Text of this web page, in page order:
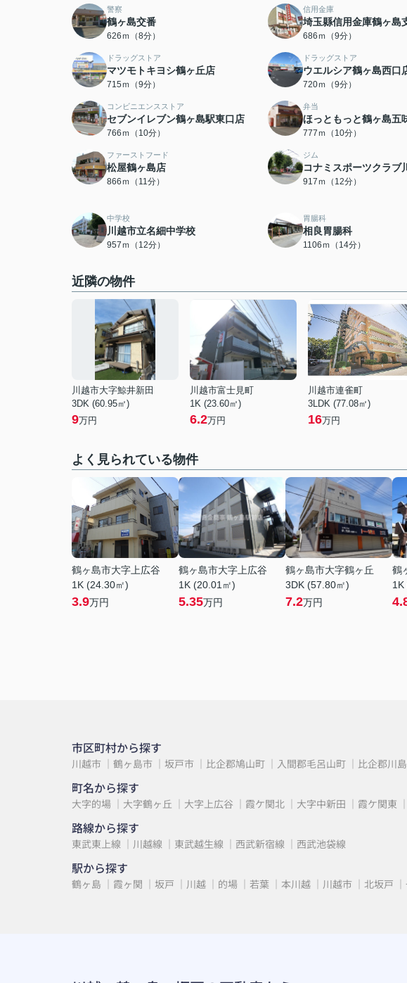
警察
鶴ヶ島交番
626ｍ（8分）
信用金庫
埼玉縣信用金庫鶴ヶ島
686ｍ（9分）
ドラッグストア
マツモトキヨシ鶴ヶ丘店
715ｍ（9分）
ドラッグストア
ウエルシア鶴ヶ島西口
720ｍ（9分）
コンビニエンスストア
セブンイレブン鶴ヶ島駅東口店
766ｍ（10分）
弁当
ほっともっと鶴ヶ島五
777ｍ（10分）
ファーストフード
松屋鶴ヶ島店
866ｍ（11分）
ジム
コナミスポーツクラブ
917ｍ（12分）
中学校
川越市立名細中学校
957ｍ（12分）
胃腸科
相良胃腸科
1106ｍ（14分）
近隣の物件
川越市大字鯨井新田
3DK (60.95㎡)
9万円
川越市富士見町
1K (23.60㎡)
6.2万円
川越市連雀町
3LDK (77.08㎡)
16万円
よく見られている物件
鶴ヶ島市大字上広谷
1K (24.30㎡)
3.9万円
鶴ヶ島市大字上広谷
1K (20.01㎡)
5.35万円
鶴ヶ島市大字鶴ヶ丘
3DK (57.80㎡)
7.2万円
鶴
1K
市区町村から探す
川越市 鶴ヶ島市 坂戸市 比企郡鳩山町 入間郡毛呂山町 比企郡川
町名から探す
大字的場 大字鶴ヶ丘 大字上広谷 霞ケ関北 大字中新田 霞ケ関東
路線から探す
東武東上線 川越線 東武越生線 西武新宿線 西武池袋線
駅から探す
鶴ヶ島 霞ヶ関 坂戸 川越 的場 若葉 本川越 川越市 北坂戸